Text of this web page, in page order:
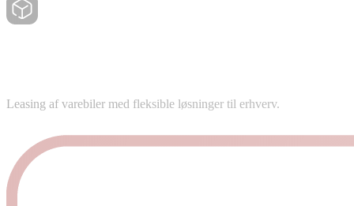
Leasing af varebiler med fleksible løsninger til erhverv.